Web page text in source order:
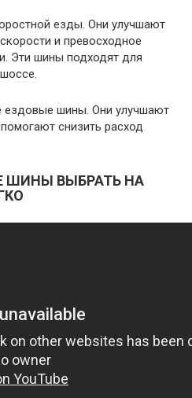
езды. Они улучшают
и превосходное
Эти шины подходят для
ездовые шины. Они улучшают
снизить расход
ШИНЫ ВЫБРАТЬ НА